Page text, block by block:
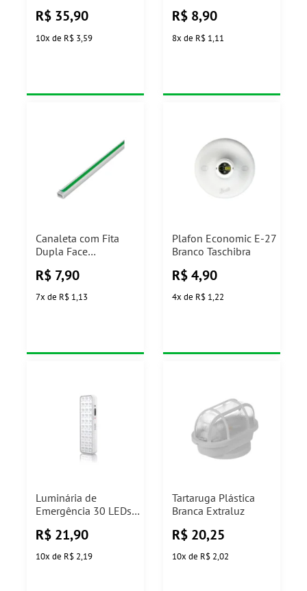
R$ 35,90
10x de R$ 3,59
Branco Ilumi
R$ 8,90
8x de R$ 1,11
Canaleta com Fita
Dupla Face
Importado ILUMI
R$ 7,90
7x de R$ 1,13
Plafon Economic E-27
Branco Taschibra
R$ 4,90
4x de R$ 1,22
Luminária de
Emergência 30 LEDs
R$ 21,90
10x de R$ 2,19
Tartaruga Plástica
Branca Extraluz
R$ 20,25
10x de R$ 2,02